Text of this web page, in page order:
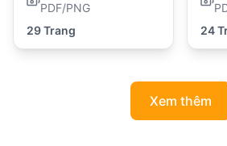
PDF/PNG
29 Trang
24
Xem thêm